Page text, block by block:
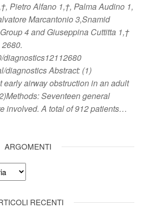
Pietro Alfano 1,†, Palma Audino 1,
Marcantonio 3,Snamid
4 and Giuseppina Cuttitta 1,†
diagnostics12112680
diagnostics Abstract: (1)
early airway obstruction in an adult
Seventeen general
involved. A total of 912 patients…
ARGOMENTI
RECENTI